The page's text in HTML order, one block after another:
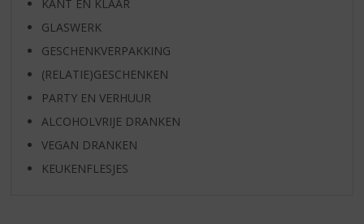
KANT EN KLAAR
GLASWERK
GESCHENKVERPAKKING
(RELATIE)GESCHENKEN
PARTY EN VERHUUR
ALCOHOLVRIJE DRANKEN
VEGAN DRANKEN
KEUKENFLESJES